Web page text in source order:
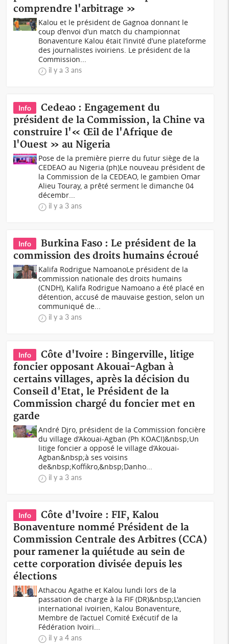
comprendre l'arbitrage »
Kalou et le président de Gagnoa donnant le
coup d’envoi d’un match du championnat
Bonaventure Kalou était l’invité d’une plateforme
des journalistes ivoiriens. Le président de la
Commission...
il y a 3 ans
Info
Cedeao : Engagement du
président de la Commission, la Chine va
construire l'« Œil de l'Afrique de
l'Ouest » au Nigeria
Pose de la première pierre du futur siège de la
CEDEAO au Nigeria (ph)Le nouveau président de
la Commission de la CEDEAO, le gambien Omar
Alieu Touray, a prêté serment le dimanche 04
décembr...
il y a 3 ans
Info
Burkina Faso : Le président de la
commission des droits humains écroué
Kalifa Rodrigue NamoanoLe président de la
commission nationale des droits humains
(CNDH), Kalifa Rodrigue Namoano a été placé en
détention, accusé de mauvaise gestion, selon un
communiqué de...
il y a 3 ans
Info
Côte d'Ivoire : Bingerville, litige
foncier opposant Akouai-Agban à
certains villages, après la décision du
Conseil d'Etat, le Président de la
Commission chargé du foncier met en
garde
André Djro, président de la Commission foncière
du village d’Akouai-Agban (Ph KOACI)&nbsp;Un
litige foncier a opposé le village d’Akouai-
Agban&nbsp;à ses voisins
de&nbsp;Koffikro,&nbsp;Danho...
il y a 3 ans
Info
Côte d'Ivoire : FIF, Kalou
Bonaventure nommé Président de la
Commission Centrale des Arbitres (CCA)
pour ramener la quiétude au sein de
cette corporation divisée depuis les
élections
Athacou Agathe et Kalou lundi lors de la
passation de charge à la FIF (DR)&nbsp;L'ancien
international ivoirien, Kalou Bonaventure,
Membre de l’actuel Comité Exécutif de la
Fédération Ivoiri...
il y a 4 ans